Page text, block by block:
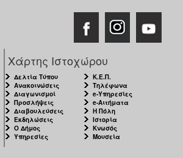
Χάρτης Ιστοχώρου
Δελτία Τύπου
Ανακοινώσεις
Διαγωνισμοί
Προσλήψεις
Διαβουλεύσεις
Εκδηλώσεις
Ο Δήμος
Υπηρεσίες
Κ.Ε.Π.
Τηλέφωνα
e-Υπηρεσίες
e-Αιτήματα
Η Πόλη
Ιστορία
Κνωσός
Μουσεία